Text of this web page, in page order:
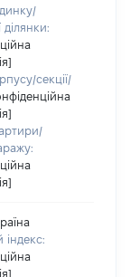
ділянки:
секції/